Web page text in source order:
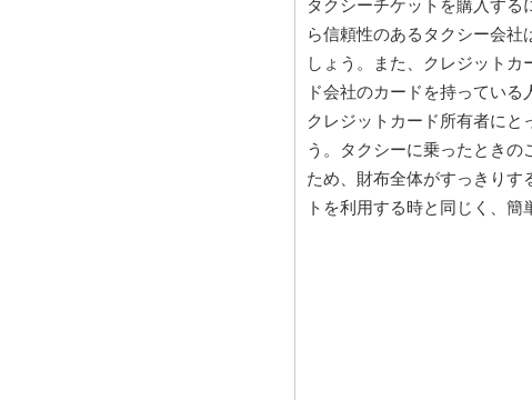
タクシーチケットを購入す
ら信頼性のあるタクシー会社
しょう。また、クレジット
ド会社のカードを持ってい
クレジットカード所有者にと
う。タクシーに乗ったとき
ため、財布全体がすっきりす
トを利用する時と同じく、簡